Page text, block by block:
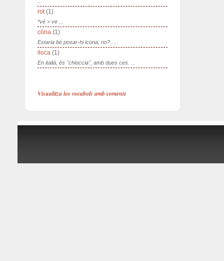
rot(1)
*vé > ve ...
còna (1)
Estaria bé posar-hi icona, no? ...
lloca (1)
En italià, és "chioccia", amb dues ces. ...
Visualitza los vocabols amb coments